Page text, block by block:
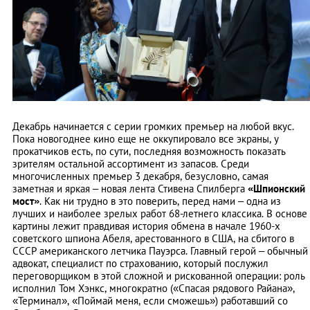
Декабрь начинается с серии громких премьер на любой вкус.
Пока новогоднее кино еще не оккупировало все экраны, у
прокатчиков есть, по сути, последняя возможность показать
зрителям остальной ассортимент из запасов. Среди
многочисленных премьер 3 декабря, безусловно, самая
заметная и яркая – новая лента Стивена Спилберга «Шпионский
мост». Как ни трудно в это поверить, перед нами – одна из
лучших и наиболее зрелых работ 68-летнего классика. В основе
картины лежит правдивая история обмена в начале 1960-х
советского шпиона Абеля, арестованного в США, на сбитого в
СССР американского летчика Пауэрса. Главный герой – обычный
адвокат, специалист по страхованию, который послужил
переговорщиком в этой сложной и рискованной операции: роль
исполнил Том Хэнкс, многократно («Спасая рядового Райана»,
«Терминал», «Поймай меня, если сможешь») работавший со